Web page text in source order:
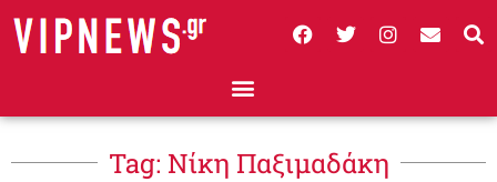
Tag: Νίκη Παξιμαδάκη